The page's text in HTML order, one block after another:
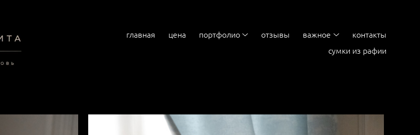
главная цена портфолио отзывы важное
контакты
сумки из рафии